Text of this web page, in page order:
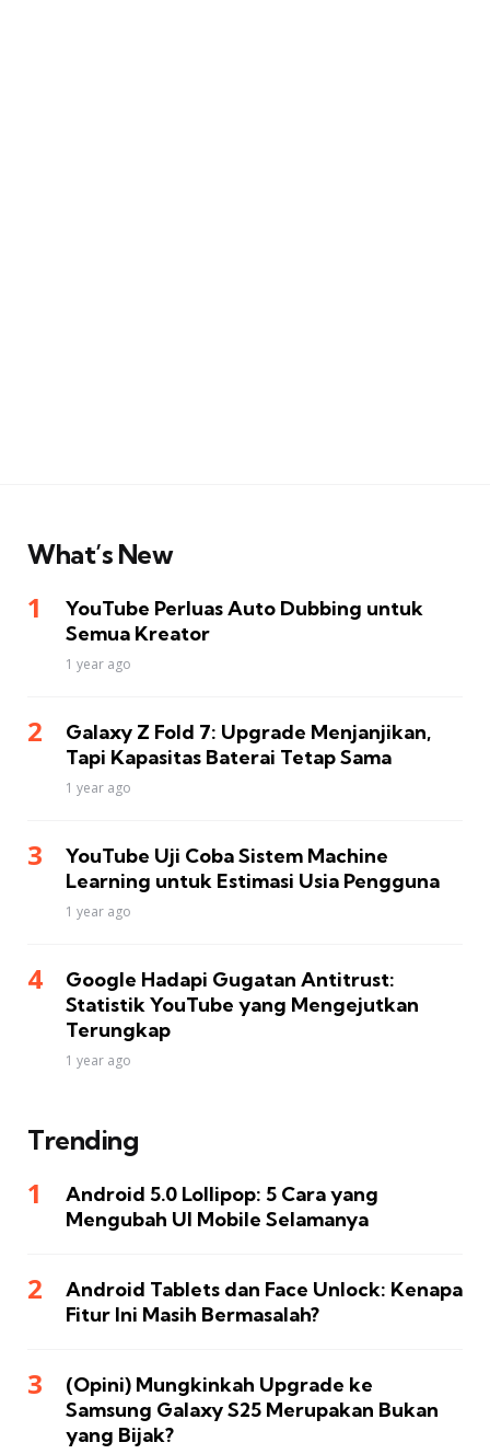
What’s New
YouTube Perluas Auto Dubbing untuk
Semua Kreator
1 year ago
Galaxy Z Fold 7: Upgrade Menjanjikan,
Tapi Kapasitas Baterai Tetap Sama
1 year ago
YouTube Uji Coba Sistem Machine
Learning untuk Estimasi Usia Pengguna
1 year ago
Google Hadapi Gugatan Antitrust:
Statistik YouTube yang Mengejutkan
Terungkap
1 year ago
Trending
Android 5.0 Lollipop: 5 Cara yang
Mengubah UI Mobile Selamanya
Android Tablets dan Face Unlock: Kenapa
Fitur Ini Masih Bermasalah?
(Opini) Mungkinkah Upgrade ke
Samsung Galaxy S25 Merupakan Bukan
yang Bijak?